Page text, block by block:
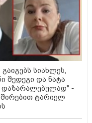
სიახლეს,
შედეგი და ნატა
დაზარალებულად" -
ტარიელ